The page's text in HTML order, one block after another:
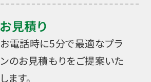
お見積り
お電話時に5分で最適なプラ
ンのお見積もりをご提案いた
します。